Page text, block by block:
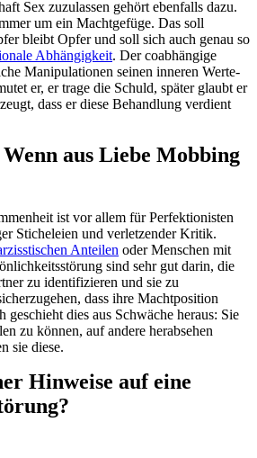
Sex zuzulassen gehört ebenfalls dazu.
um ein Machtgefüge. Das soll
bleibt Opfer und soll sich auch genau so
Abhängigkeit. Der coabhängige
Manipulationen seinen inneren Werte-
er, er trage die Schuld, später glaubt er
dass er diese Behandlung verdient
aus Liebe Mobbing
ist vor allem für Perfektionisten
Sticheleien und verletzender Kritik.
Anteilen oder Menschen mit
sind sehr gut darin, die
zu identifizieren und sie zu
dass ihre Machtposition
geschieht dies aus Schwäche heraus: Sie
zu können, auf andere herabsehen
sie diese.
Hinweise auf eine